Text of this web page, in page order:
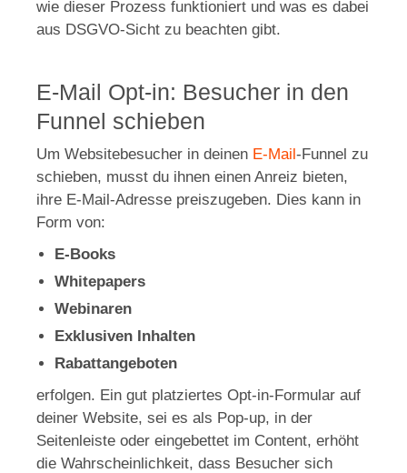
wie dieser Prozess funktioniert und was es dabei
aus DSGVO-Sicht zu beachten gibt.
E-Mail Opt-in: Besucher in den
Funnel schieben
Um Websitebesucher in deinen E-Mail-Funnel zu
schieben, musst du ihnen einen Anreiz bieten,
ihre E-Mail-Adresse preiszugeben. Dies kann in
Form von:
E-Books
Whitepapers
Webinaren
Exklusiven Inhalten
Rabattangeboten
erfolgen. Ein gut platziertes Opt-in-Formular auf
deiner Website, sei es als Pop-up, in der
Seitenleiste oder eingebettet im Content, erhöht
die Wahrscheinlichkeit, dass Besucher sich